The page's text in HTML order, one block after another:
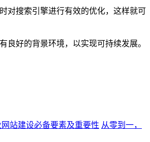
对搜索引擎进行有效的优化，这样就可
好的背景环境，以实现可持续发展。
站建设必备要素及重要性 从零到一，